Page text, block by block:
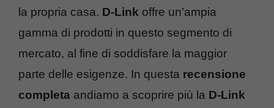
la propria casa. D-Link offre un’ampia
gamma di prodotti in questo segmento di
mercato, al fine di soddisfare la maggior
parte delle esigenze. In questa recensione
completa andiamo a scoprire più la D-Link